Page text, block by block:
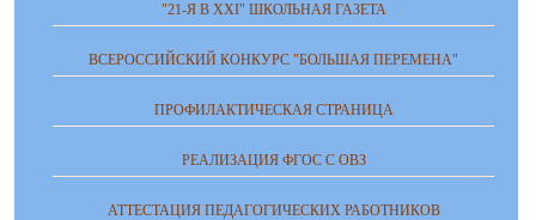
"21-Я В ХХI" ШКОЛЬНАЯ ГАЗЕТА
ВСЕРОССИЙСКИЙ КОНКУРС "БОЛЬШАЯ ПЕРЕМЕНА"
ПРОФИЛАКТИЧЕСКАЯ СТРАНИЦА
РЕАЛИЗАЦИЯ ФГОС С ОВЗ
АТТЕСТАЦИЯ ПЕДАГОГИЧЕСКИХ РАБОТНИКОВ